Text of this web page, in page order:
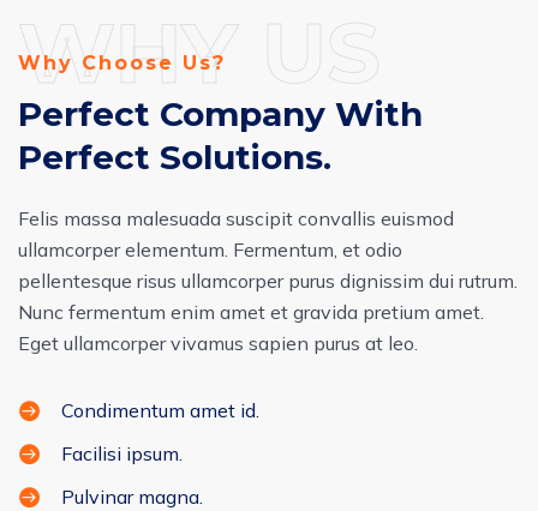
WHY US
Why Choose Us?
Perfect Company With
Perfect Solutions.
Felis massa malesuada suscipit convallis euismod
ullamcorper elementum. Fermentum, et odio
pellentesque risus ullamcorper purus dignissim dui rutrum.
Nunc fermentum enim amet et gravida pretium amet.
Eget ullamcorper vivamus sapien purus at leo.
Condimentum amet id.
Facilisi ipsum.
Pulvinar magna.